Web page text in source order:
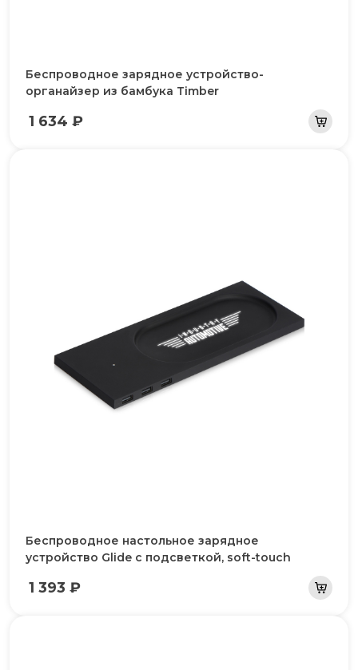
Беспроводное зарядное устройство-
органайзер из бамбука Timber
1 634 ₽
Беспроводное настольное зарядное
устройство Glide с подсветкой, soft-touch
1 393 ₽